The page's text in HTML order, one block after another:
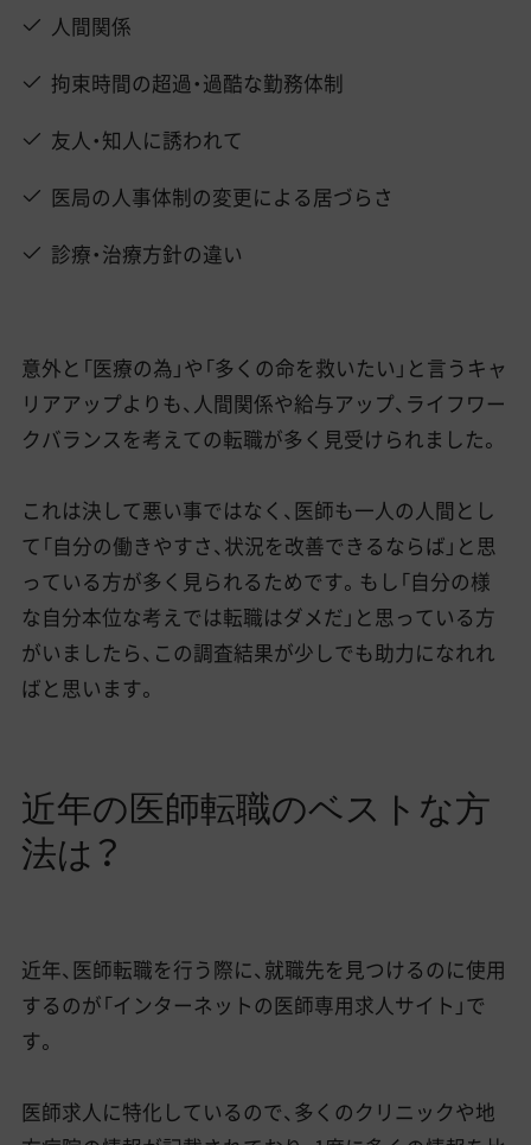
人間関係
拘束時間の超過・過酷な勤務体制
友人・知人に誘われて
医局の人事体制の変更による居づらさ
診療・治療方針の違い
意外と「医療の為」や「多くの命を救いたい」と言うキャ
リアアップよりも、人間関係や給与アップ、ライフワー
クバランスを考えての転職が多く見受けられました。
これは決して悪い事ではなく、医師も一人の人間とし
て「自分の働きやすさ、状況を改善できるならば」と思
っている方が多く見られるためです。もし「自分の様
な自分本位な考えでは転職はダメだ」と思っている方
がいましたら、この調査結果が少しでも助力になれれ
ばと思います。
近年の医師転職のベストな方
法は？
近年、医師転職を行う際に、就職先を見つけるのに使用
するのが「インターネットの医師専用求人サイト」で
す。
医師求人に特化しているので、多くのクリニックや地